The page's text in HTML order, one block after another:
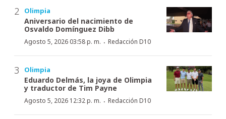
Olimpia
Aniversario del nacimiento de
Osvaldo Domínguez Dibb
Agosto 5, 2026 03:58 p. m. · Redacción D10
Olimpia
Eduardo Delmás, la joya de Olimpia
y traductor de Tim Payne
Agosto 5, 2026 12:32 p. m. · Redacción D10